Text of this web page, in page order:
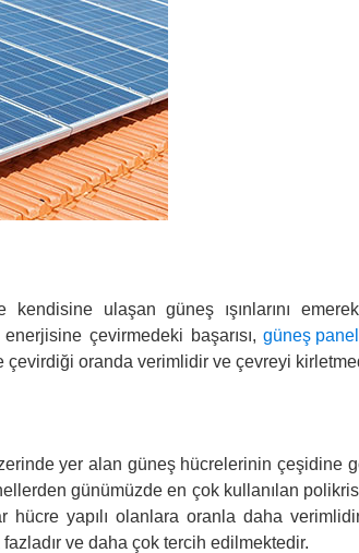
ulaşan güneş ışınlarını
enerjisine çevirmedeki başarısı,güneş
çevirdiği oranda verimlidir ve çevreyi
yer alan güneş hücrelerinin çeşidine
günümüzde en çok kullanılan
yapılı olanlara oranla daha
ve daha çok tercih edilmektedir.